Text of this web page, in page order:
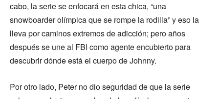
cabo, la serie se enfocará en esta chica, “una
snowboarder olímpica que se rompe la rodilla” y eso la
lleva por caminos extremos de adicción; pero años
después se une al FBI como agente encubierto para
descubrir dónde está el cuerpo de Johnny.
Por otro lado, Peter no dio seguridad de que la serie